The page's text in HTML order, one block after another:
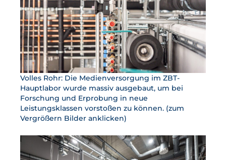
Volles Rohr: Die Medienversorgung im ZBT-
Hauptlabor wurde massiv ausgebaut, um bei
Forschung und Erprobung in neue
Leistungsklassen vorstoßen zu können. (zum
Vergrößern Bilder anklicken)